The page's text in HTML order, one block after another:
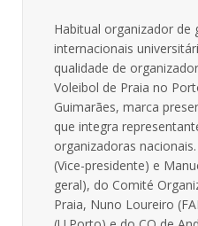
Habitual organizador de
internacionais
qualidade de
Voleibol de Praia no
Guimarães, marca
que integra
organizadoras
(Vice-presidente) e
geral), do Comité
Praia, Nuno Loureiro